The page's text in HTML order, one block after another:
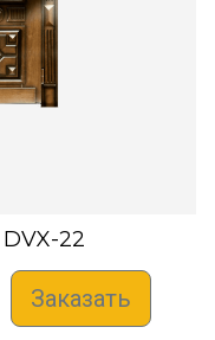
DVX-22
Заказать